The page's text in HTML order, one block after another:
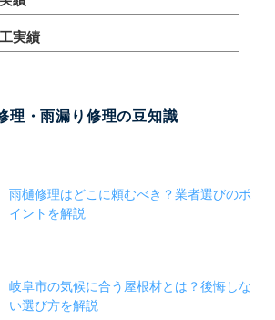
実績
理・雨漏り修理の豆知識
雨樋修理はどこに頼むべき？業者選びのポ
イントを解説
岐阜市の気候に合う屋根材とは？後悔しな
い選び方を解説